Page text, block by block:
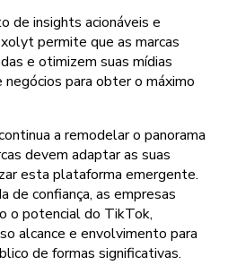
de insights acionáveis e
permite que as marcas
e otimizem suas mídias
para obter o máximo
a remodelar o panorama
devem adaptar as suas
esta plataforma emergente.
de confiança, as empresas
o potencial do TikTok,
alcance e envolvimento para
de formas significativas.